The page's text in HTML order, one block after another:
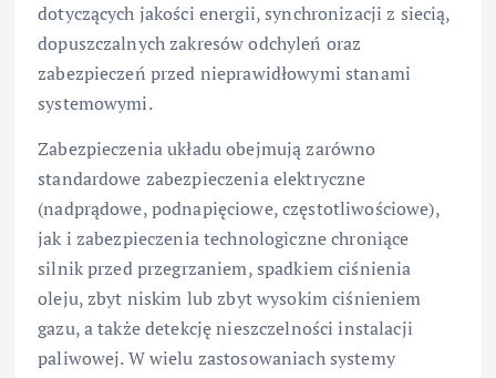
dotyczących jakości energii, synchronizacji z siecią,
dopuszczalnych zakresów odchyleń oraz
zabezpieczeń przed nieprawidłowymi stanami
systemowymi.
Zabezpieczenia układu obejmują zarówno
standardowe zabezpieczenia elektryczne
(nadprądowe, podnapięciowe, częstotliwościowe),
jak i zabezpieczenia technologiczne chroniące
silnik przed przegrzaniem, spadkiem ciśnienia
oleju, zbyt niskim lub zbyt wysokim ciśnieniem
gazu, a także detekcję nieszczelności instalacji
paliwowej. W wielu zastosowaniach systemy